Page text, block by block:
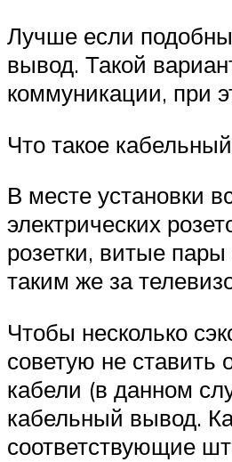
Лучше если
вывод. Такой
коммуникации, при
Что такое
В месте установки
электрических
розетки, витые
таким же за
Чтобы несколько
советую не ставить
кабели (в данном
кабельный вывод.
соответствующие